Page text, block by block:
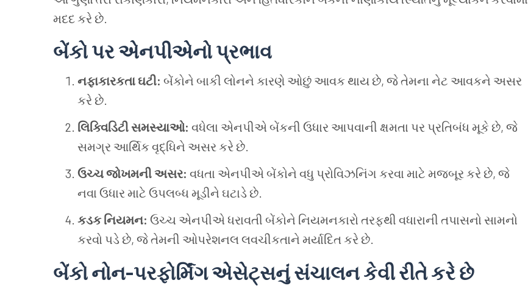
મદદ કરે છે.
બેંકો પર એનપીએનો પ્રભાવ
નફાકારકતા ઘટી: બેંકોને બાકી લોનને કારણે ઓછું આવક થાય છે, જે તેમના નેટ આવકને અસર
કરે છે.
લિક્વિડિટી સમસ્યાઓ: વધેલા એનપીએ બેંકની ઉધાર આપવાની ક્ષમતા પર પ્રતિબંધ મૂકે છે, જે
સમગ્ર આર્થિક વૃદ્ધિને અસર કરે છે.
ઉચ્ચ જોખમની અસર: વધતા એનપીએ બેંકોને વધુ પ્રોવિઝનિંગ કરવા માટે મજબૂર કરે છે, જે
નવા ઉધાર માટે ઉપલબ્ધ મૂડીને ઘટાડે છે.
કડક નિયમન: ઉચ્ચ એનપીએ ધરાવતી બેંકોને નિયમનકારો તરફથી વધારાની તપાસનો સામનો
કરવો પડે છે, જે તેમની ઓપરેશનલ લવચીકતાને મર્યાદિત કરે છે.
બેંકો નોન-પરફોર્મિંગ એસેટ્સનું સંચાલન કેવી રીતે કરે છે